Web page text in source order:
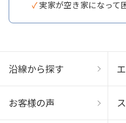
✓ 実家が空き家になって
沿線から探す
お客様の声